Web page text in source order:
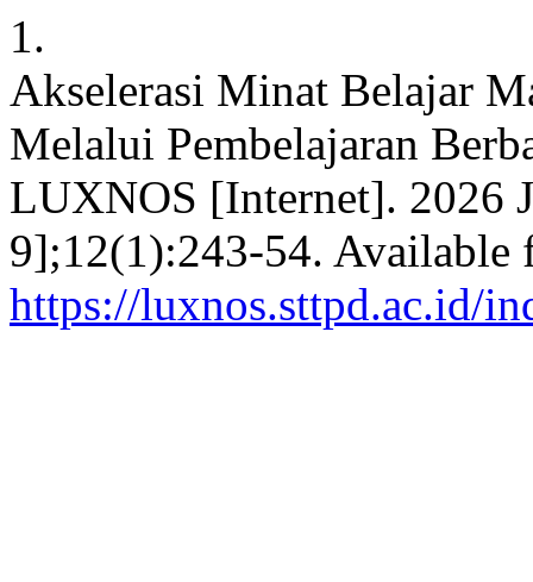
1.
Akselerasi Minat Belajar
Melalui Pembelajaran
LUXNOS [Internet]. 2026
9];12(1):243-54. Available
https://luxnos.sttpd.ac.id/